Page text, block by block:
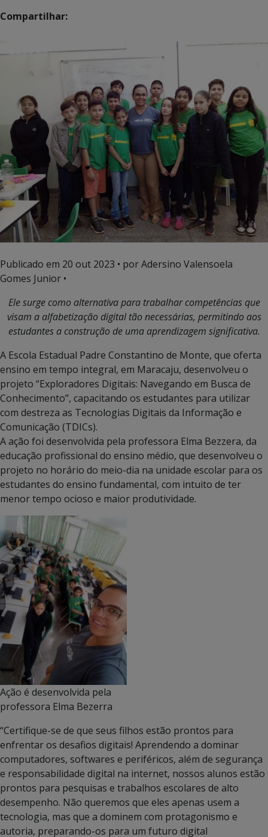
Compartilhar:
Publicado em 20 out 2023 • por Adersino Valensoela
Gomes Junior •
Ele surge como alternativa para trabalhar competências que
visam a alfabetização digital tão necessárias, permitindo aos
estudantes a construção de uma aprendizagem significativa.
A Escola Estadual Padre Constantino de Monte, que oferta
ensino em tempo integral, em Maracaju, desenvolveu o
projeto “Exploradores Digitais: Navegando em Busca de
Conhecimento”, capacitando os estudantes para utilizar
com destreza as Tecnologias Digitais da Informação e
Comunicação (TDICs).
A ação foi desenvolvida pela professora Elma Bezzera, da
educação profissional do ensino médio, que desenvolveu o
projeto no horário do meio-dia na unidade escolar para os
estudantes do ensino fundamental, com intuito de ter
menor tempo ocioso e maior produtividade.
Ação é desenvolvida pela
professora Elma Bezerra
“Certifique-se de que seus filhos estão prontos para
enfrentar os desafios digitais! Aprendendo a dominar
computadores, softwares e periféricos, além de segurança
e responsabilidade digital na internet, nossos alunos estão
prontos para pesquisas e trabalhos escolares de alto
desempenho. Não queremos que eles apenas usem a
tecnologia, mas que a dominem com protagonismo e
autoria, preparando-os para um futuro digital